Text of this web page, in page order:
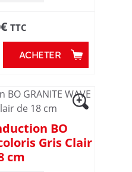
€ TTC
ACHETER
BO
Gris Clair
cm